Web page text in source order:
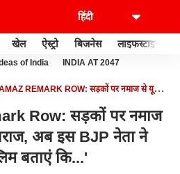
खेल ऐस्ट्रो बिजनेस लाइफस्टाइल
of India INDIA AT 2047
REMARK ROW: सड़कों पर नमाज से यूपी के
Row: सड़कों पर नमाज
अब इस BJP नेता ने
बताएं कि...'